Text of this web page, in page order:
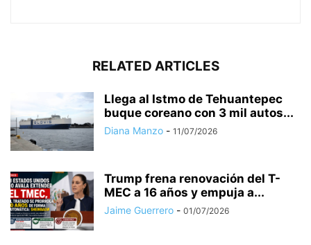
RELATED ARTICLES
Llega al Istmo de Tehuantepec
buque coreano con 3 mil autos...
Diana Manzo - 11/07/2026
Trump frena renovación del T-
MEC a 16 años y empuja a...
Jaime Guerrero - 01/07/2026